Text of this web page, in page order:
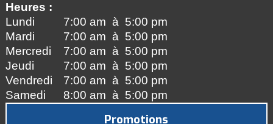
Heures :
Lundi
7:00 am à 5:00 pm
Mardi
7:00 am à 5:00 pm
Mercredi
7:00 am à 5:00 pm
Jeudi
7:00 am à 5:00 pm
Vendredi
7:00 am à 5:00 pm
Samedi
8:00 am à 5:00 pm
Promotions